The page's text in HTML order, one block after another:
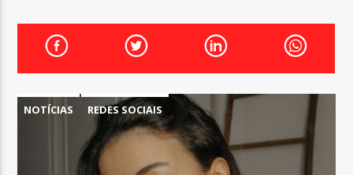
NOTÍCIAS REDES SOCIAIS